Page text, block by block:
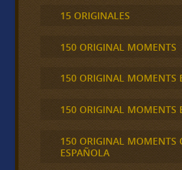
15 ORIGINALES
150 ORIGINAL MOMENTS
150 ORIGINAL MOMENTS
150 ORIGINAL MOMENTS
150 ORIGINAL MOMENTS
ESPAÑOLA